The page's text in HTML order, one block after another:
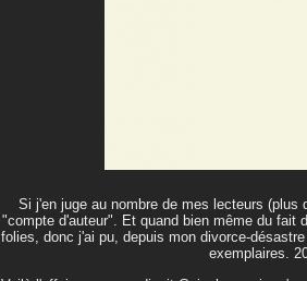
Si j'en juge au nombre de mes lecteurs
"compte d'auteur". Et quand bien même du
folies, donc j'ai pu, depuis mon divorce-
exemplaires.